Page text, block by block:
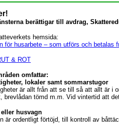
berättigar till avdrag,
hemsida:
för husarbete – som utförs och betalas
& ROT
omfattar:
lokaler samt sommarstugor
är allt från att se till så att allt är i
brevlådan tömd m.m. Vid vintertid att
husvagn
är ordentligt förtöjd, till kontroll av